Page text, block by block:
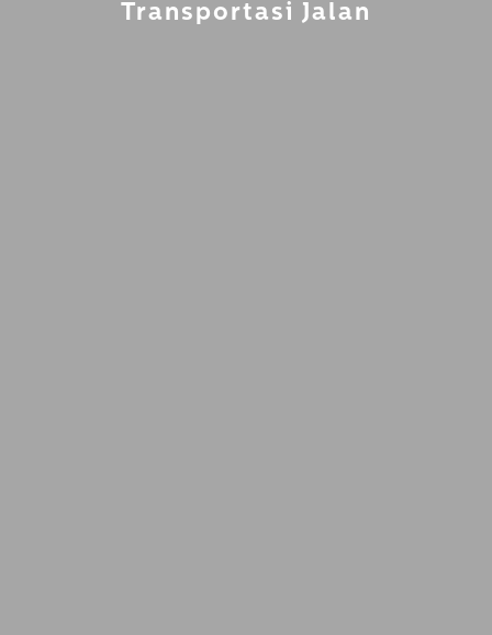
Transportasi Jalan